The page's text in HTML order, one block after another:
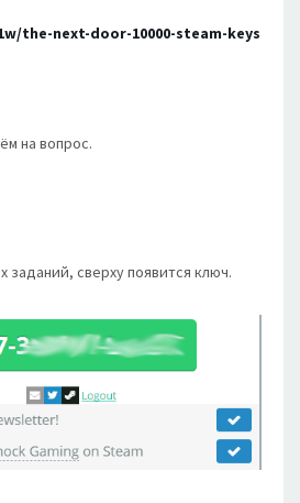
the-next-door-10000-steam-keys
на вопрос.
заданий, сверху появится ключ.